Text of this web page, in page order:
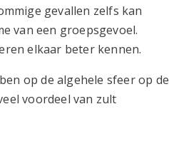
gevallen zelfs kan
van een groepsgevoel.
elkaar beter kennen.
op de algehele sfeer op de
voordeel van zult